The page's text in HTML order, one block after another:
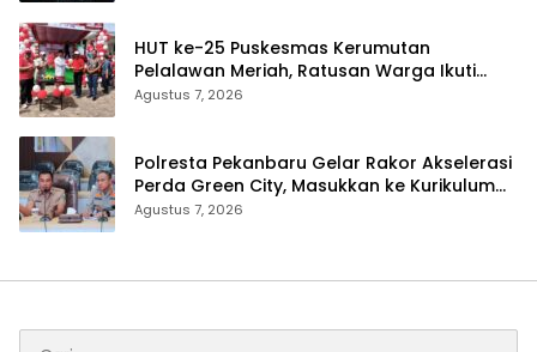
HUT ke-25 Puskesmas Kerumutan
Pelalawan Meriah, Ratusan Warga Ikuti
Jalan Santai dan Cek Kesehatan Gratis
Agustus 7, 2026
Polresta Pekanbaru Gelar Rakor Akselerasi
Perda Green City, Masukkan ke Kurikulum
Sekolah
Agustus 7, 2026